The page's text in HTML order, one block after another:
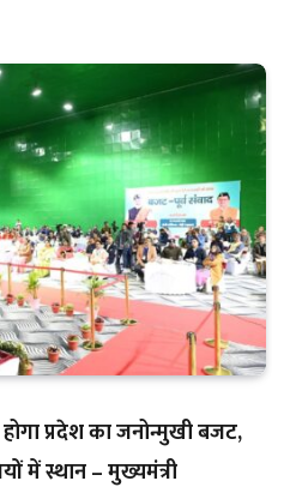
प्रदेश का जनोन्मुखी बजट,
में स्थान – मुख्यमंत्री